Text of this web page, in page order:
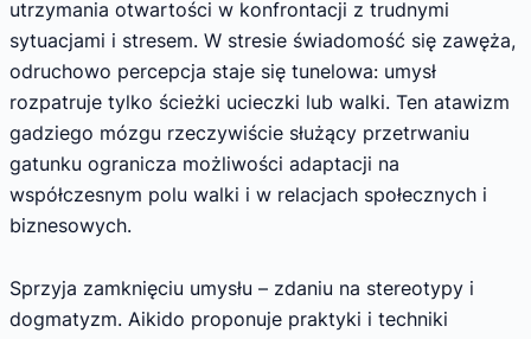
utrzymania otwartości w konfrontacji z trudnymi
sytuacjami i stresem. W stresie świadomość się zawęża,
odruchowo percepcja staje się tunelowa: umysł
rozpatruje tylko ścieżki ucieczki lub walki. Ten atawizm
gadziego mózgu rzeczywiście służący przetrwaniu
gatunku ogranicza możliwości adaptacji na
współczesnym polu walki i w relacjach społecznych i
biznesowych.
Sprzyja zamknięciu umysłu – zdaniu na stereotypy i
dogmatyzm. Aikido proponuje praktyki i techniki